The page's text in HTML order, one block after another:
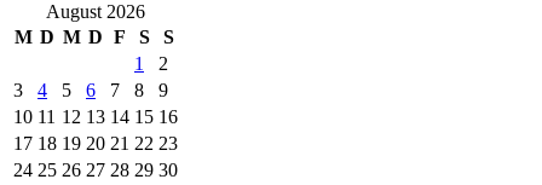
August 2026
M D M D F S
S
1
2
3
4 5 6 7 8
9
10 11 12 13 14 15 16
17 18 19 20 21 22 23
24 25 26 27 28 29 30